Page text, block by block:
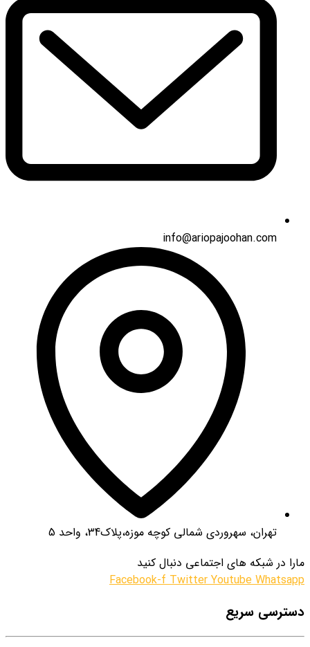
info@ariopajoohan.com
تهران، سهروردی شمالی کوچه موزه،پلاک34، واحد 5
مارا در شبکه های اجتماعی دنبال کنید
Facebook-f Twitter Youtube Whatsapp
دسترسی سریع